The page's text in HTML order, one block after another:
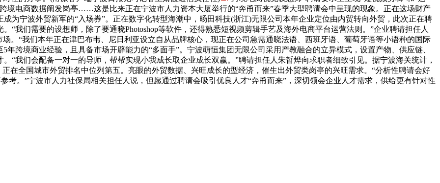
境电商数据阐发岗亭……这是比来正在宁波市人力资本大厦举行的“奔甬而来”春季大型聘请会中呈现的现象。正在这场财产
为宁波外贸新军的“入场券”。正在数字化转型海潮中，旸田科技(浙江)无限公司本年企业定位由内贸转向外贸，此次正在聘
“我们需要的设想师，除了要通晓Photoshop等软件，还得熟悉短视频剪辑手艺及海外电商平台运营法则。”企业聘请担任人
。“我们本年正在津巴布韦、尼日利亚设立自从品牌核心，现正在公司急需通晓法语、西班牙语、葡萄牙语等小语种的国际
跨境商业经验，且具备市场开辟能力的“多面手”。宁波萌恒集团无限公司采用产教融合的立异模式，设置产物、供应链、
“我们会配备一对一的导师，帮帮实现小我成长取企业成长双赢。”聘请担任人朱哲烨向求职者细致引见。据宁波海关统计，
在全国城市外贸排名中位列第五。亮眼的外贸数据、兴旺成长的型经济，催生出外贸类岗亭的兴旺需求。“分析性聘请会好
考。”宁波市人力社保局相关担任人说，但愿通过聘请会吸引优良人才“奔甬而来”，深切领会企业人才需求，供给更有针对性